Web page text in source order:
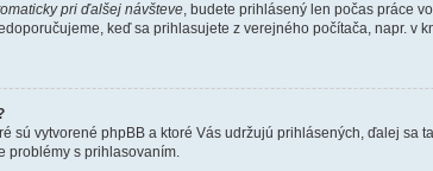
pri ďalšej návšteve, budete prihlásený len počas práce
keď sa prihlasujete z verejného počítača, napr. v
sú vytvorené phpBB a ktoré Vás udržujú prihlásených, ďalej
problémy s prihlasovaním.